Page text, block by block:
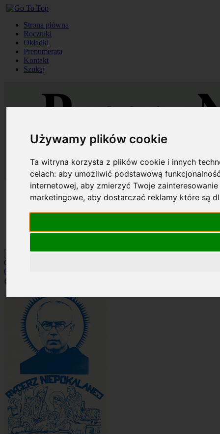
Używamy plików cookie
Ta witryna korzysta z plików cookie i innych
celach:aby umożliwić podstawową
internetowej,aby zmierzyć Twoje
marketingowe,aby dostarczać reklamy które są
Strona główna
Roczniki
Okładki
Prenumerata
Kontakt
Szukaj
Roczniki
Szukaj
Okładka: RN 12/1982
Okładki